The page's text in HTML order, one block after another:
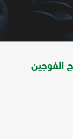
الفوجين